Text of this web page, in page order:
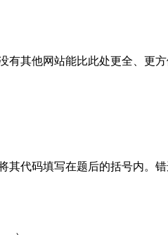
有其他网站能比此处更全、更方
代码填写在题后的括号内。错